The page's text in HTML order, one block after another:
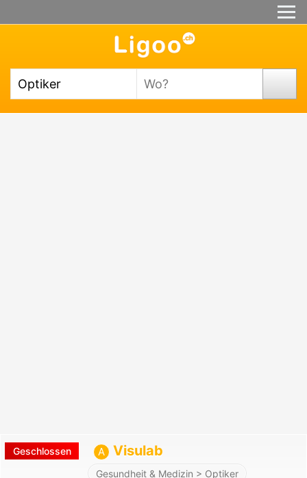
Geschlossen A Visulab
Gesundheit & Medizin > Optiker